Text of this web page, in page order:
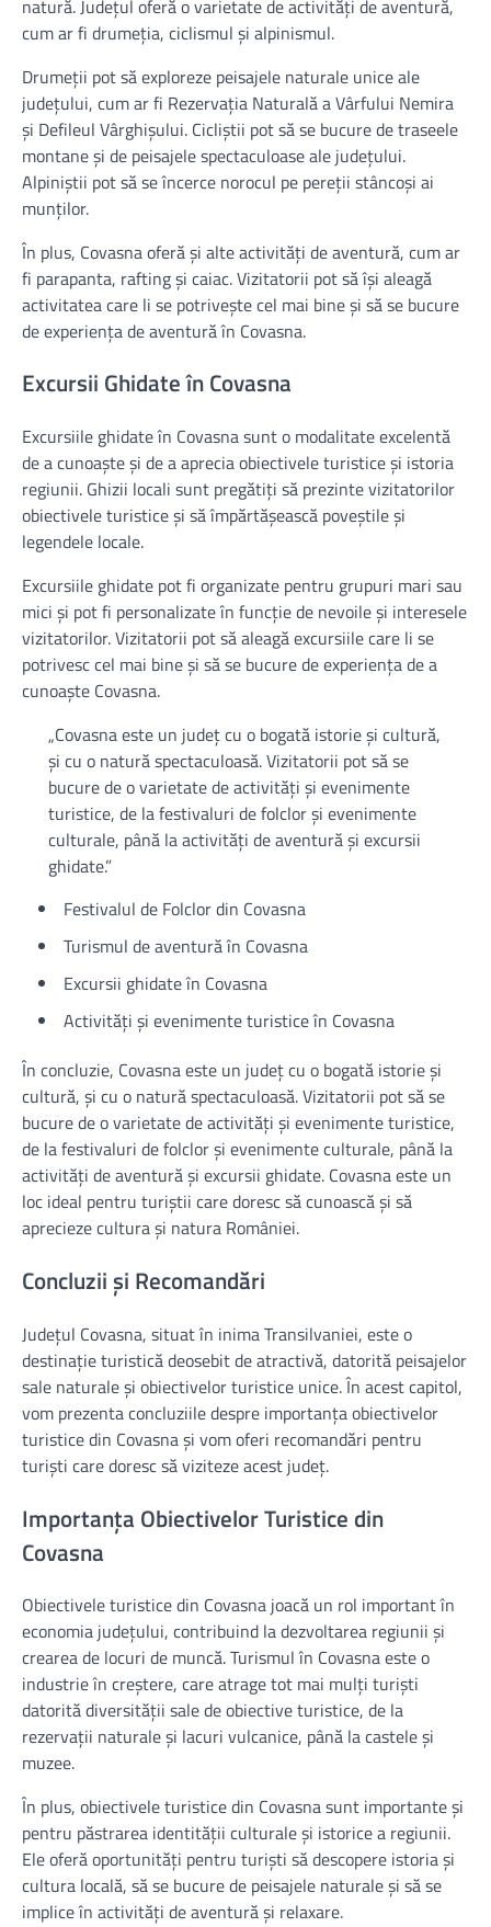
natură. Județul oferă o varietate de activități de aventură,
cum ar fi drumeția, ciclismul și alpinismul.
Drumeții pot să exploreze peisajele naturale unice ale
județului, cum ar fi Rezervația Naturală a Vârfului Nemira
și Defileul Vârghișului. Cicliștii pot să se bucure de traseele
montane și de peisajele spectaculoase ale județului.
Alpiniștii pot să se încerce norocul pe pereții stâncoși ai
munților.
În plus, Covasna oferă și alte activități de aventură, cum ar
fi parapanta, rafting și caiac. Vizitatorii pot să își aleagă
activitatea care li se potrivește cel mai bine și să se bucure
de experiența de aventură în Covasna.
Excursii Ghidate în Covasna
Excursiile ghidate în Covasna sunt o modalitate excelentă
de a cunoaște și de a aprecia obiectivele turistice și istoria
regiunii. Ghizii locali sunt pregătiți să prezinte vizitatorilor
obiectivele turistice și să împărtășească poveștile și
legendele locale.
Excursiile ghidate pot fi organizate pentru grupuri mari sau
mici și pot fi personalizate în funcție de nevoile și interesele
vizitatorilor. Vizitatorii pot să aleagă excursiile care li se
potrivesc cel mai bine și să se bucure de experiența de a
cunoaște Covasna.
„Covasna este un județ cu o bogată istorie și cultură,
și cu o natură spectaculoasă. Vizitatorii pot să se
bucure de o varietate de activități și evenimente
turistice, de la festivaluri de folclor și evenimente
culturale, până la activități de aventură și excursii
ghidate.”
Festivalul de Folclor din Covasna
Turismul de aventură în Covasna
Excursii ghidate în Covasna
Activități și evenimente turistice în Covasna
În concluzie, Covasna este un județ cu o bogată istorie și
cultură, și cu o natură spectaculoasă. Vizitatorii pot să se
bucure de o varietate de activități și evenimente turistice,
de la festivaluri de folclor și evenimente culturale, până la
activități de aventură și excursii ghidate. Covasna este un
loc ideal pentru turiștii care doresc să cunoască și să
aprecieze cultura și natura României.
Concluzii și Recomandări
Județul Covasna, situat în inima Transilvaniei, este o
destinație turistică deosebit de atractivă, datorită peisajelor
sale naturale și obiectivelor turistice unice. În acest capitol,
vom prezenta concluziile despre importanța obiectivelor
turistice din Covasna și vom oferi recomandări pentru
turiști care doresc să viziteze acest județ.
Importanța Obiectivelor Turistice din
Covasna
Obiectivele turistice din Covasna joacă un rol important în
economia județului, contribuind la dezvoltarea regiunii și
crearea de locuri de muncă. Turismul în Covasna este o
industrie în creștere, care atrage tot mai mulți turiști
datorită diversității sale de obiective turistice, de la
rezervații naturale și lacuri vulcanice, până la castele și
muzee.
În plus, obiectivele turistice din Covasna sunt importante și
pentru păstrarea identității culturale și istorice a regiunii.
Ele oferă oportunități pentru turiști să descopere istoria și
cultura locală, să se bucure de peisajele naturale și să se
implice în activități de aventură și relaxare.